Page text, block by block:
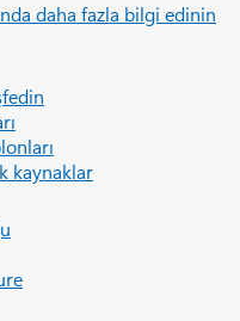
daha fazla bilgi edinin
kaynaklar